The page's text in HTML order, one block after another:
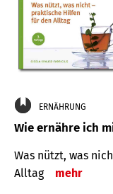
ERNÄHRUNG
Wie ernähre ich
Was nützt, was
Alltag
mehr